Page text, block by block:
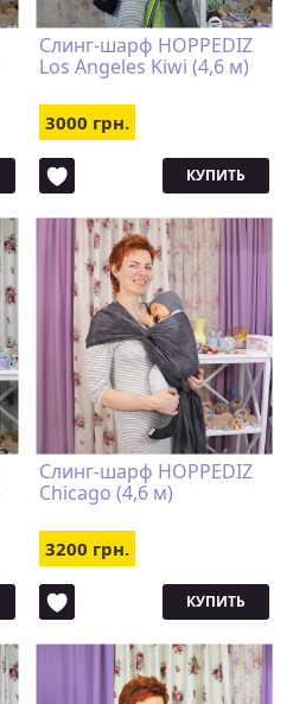
Слинг-шарф HOPPEDIZ
Los Angeles Kiwi (4,6 м)
3000 грн.
КУПИТЬ
Слинг-шарф HOPPEDIZ
Chicago (4,6 м)
3200 грн.
КУПИТЬ